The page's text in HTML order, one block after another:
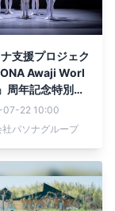
支援プロジェク
Awaji Worl
周年記念特別バ
SOULS FOR P
』8月22日よ
スト出演：ウ
満直也～
07-22 10:00
社パソナグループ